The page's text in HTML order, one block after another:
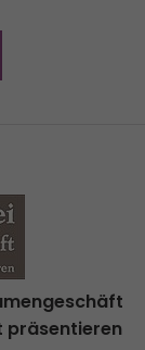
präsentieren